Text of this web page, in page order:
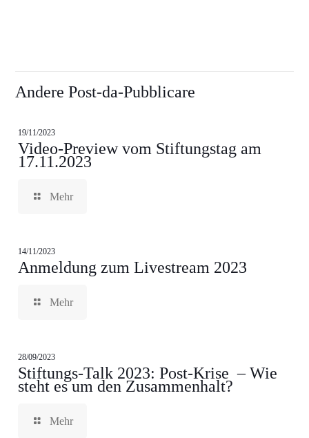
Andere Post-da-Pubblicare
19/11/2023
Video-Preview vom Stiftungstag am
17.11.2023
Mehr
14/11/2023
Anmeldung zum Livestream 2023
Mehr
28/09/2023
Stiftungs-Talk 2023: Post-Krise – Wie
steht es um den Zusammenhalt?
Mehr